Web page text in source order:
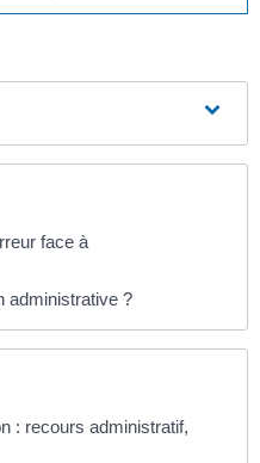
face à
administrative ?
: recours administratif,